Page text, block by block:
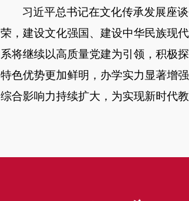
习近平总书记在文化传承发展座
荣，建设文化强国、建设中华民族现
系将继续以高质量党建为引领，积极
特色优势更加鲜明，办学实力显著增
综合影响力持续扩大，为实现新时代